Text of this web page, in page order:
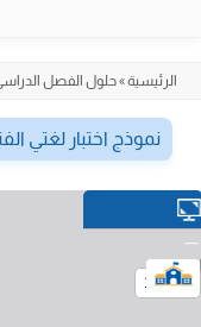
الرئيسية»حلول الفصل
نموذج اختبار لغتي